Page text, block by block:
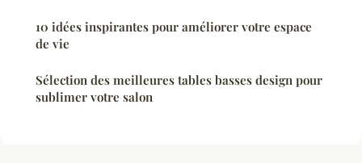
10 idées inspirantes pour améliorer votre espace
de vie
Sélection des meilleures tables basses design pour
sublimer votre salon